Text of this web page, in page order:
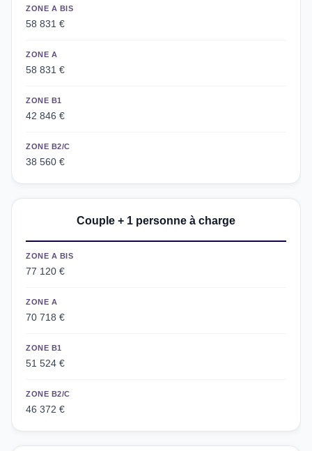
ZONE A BIS
58 831 €
ZONE A
58 831 €
ZONE B1
42 846 €
ZONE B2/C
38 560 €
Couple + 1 personne à charge
ZONE A BIS
77 120 €
ZONE A
70 718 €
ZONE B1
51 524 €
ZONE B2/C
46 372 €